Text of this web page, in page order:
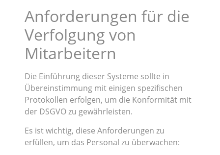
Anforderungen für die
Verfolgung von
Mitarbeitern
Die Einführung dieser Systeme sollte in
Übereinstimmung mit einigen spezifischen
Protokollen erfolgen, um die Konformität mit
der DSGVO zu gewährleisten.
Es ist wichtig, diese Anforderungen zu
erfüllen, um das Personal zu überwachen: